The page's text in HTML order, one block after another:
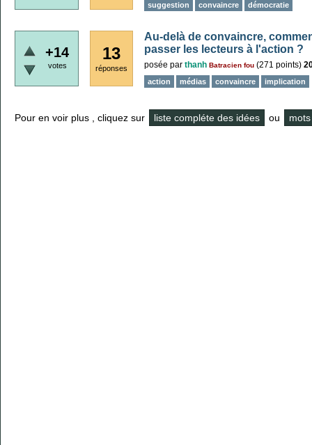
suggestion convaincre démocratie
+14
votes
13
réponses
Au-delà de convaincre,
passer les lecteurs à l'action ?
posée par thanh Batracien fou (271 points)
action médias convaincre implication
Pour en voir plus , cliquez sur liste compléte des idées ou